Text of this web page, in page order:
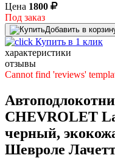
Цена 1800
Под заказ
Добавить в
Купить в 1 клик
характеристики
отзывы
Cannot find 'reviews'
CHEVROLET
черный,
Шевроле